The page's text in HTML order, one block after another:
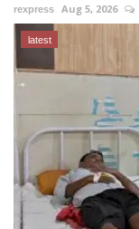
rexpress Aug 5, 2026
latest